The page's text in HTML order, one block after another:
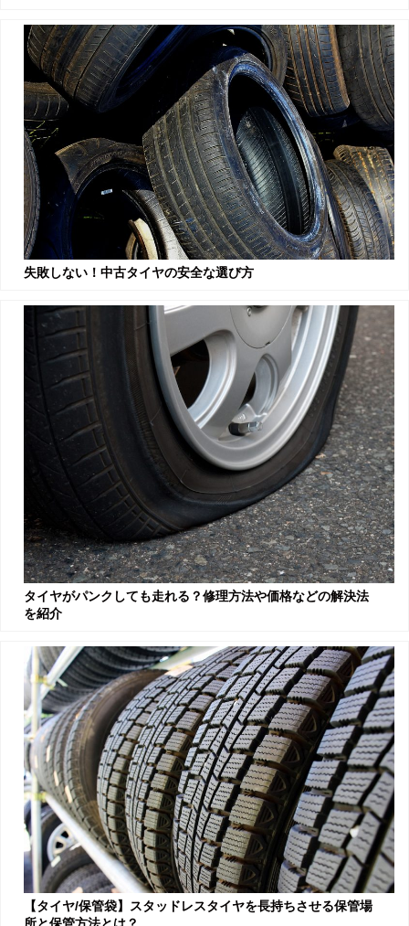
失敗しない！中古タイヤの安全な選び方
タイヤがパンクしても走れる？修理方法や価格などの解決法
を紹介
【タイヤ/保管袋】スタッドレスタイヤを長持ちさせる保管場